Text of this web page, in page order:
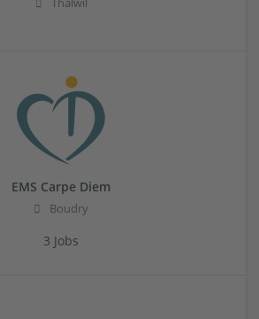
EMS Carpe Diem
Boudry
3 Jobs